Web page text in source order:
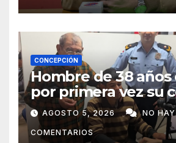
CONCEPCIÓN
Hombre de 38
por primera vez su
identidad en
AGOSTO 5, 2026 NO HAY
COMENTARIOS